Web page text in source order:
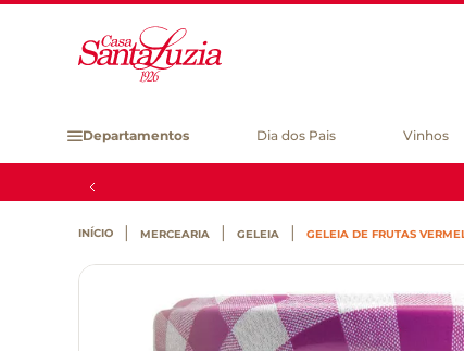
Departamentos Dia dos Pais Vinhos
MERCEARIA GELEIA GELEIA DE FRUTAS